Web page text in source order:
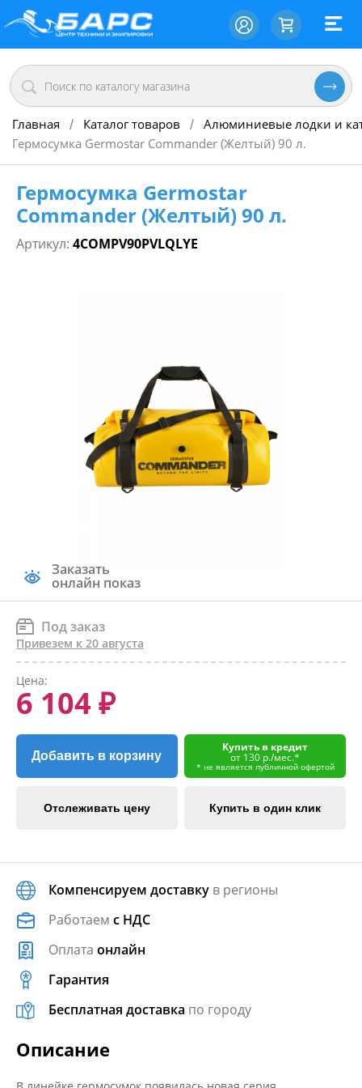
Главная / Каталог товаров / Алюминиевые лодки и
Гермосумка Germostar Commander (Желтый) 90 л.
Гермосумка Germostar
Commander (Желтый) 90 л.
Артикул: 4COMPV90PVLQLYE
Заказать
онлайн показ
Под заказ
Привезем к 20 августа
Цена:
6 104 ₽
Добавить в корзину
Купить в кредит
от 130 р./мес.*
* не является публичной офертой
Отслеживать цену Купить в один клик
Компенсируем доставку в регионы
Работаем с НДС
Оплата онлайн
Гарантия
Бесплатная доставка по городу
Описание